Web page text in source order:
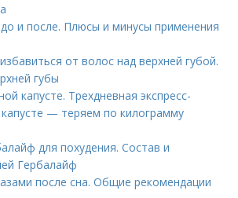
и после. Плюсы и минусы применения
от волос над верхней губой.
губы
капусте. Трехдневная экспресс-
— теряем по килограмму
для похудения. Состав и
Гербалайф
после сна. Общие рекомендации